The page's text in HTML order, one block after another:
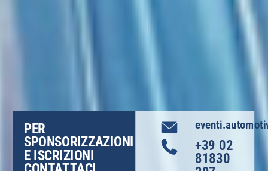
PER
SPONSORIZZAZIONI
E ISCRIZIONI
+39 02
81830